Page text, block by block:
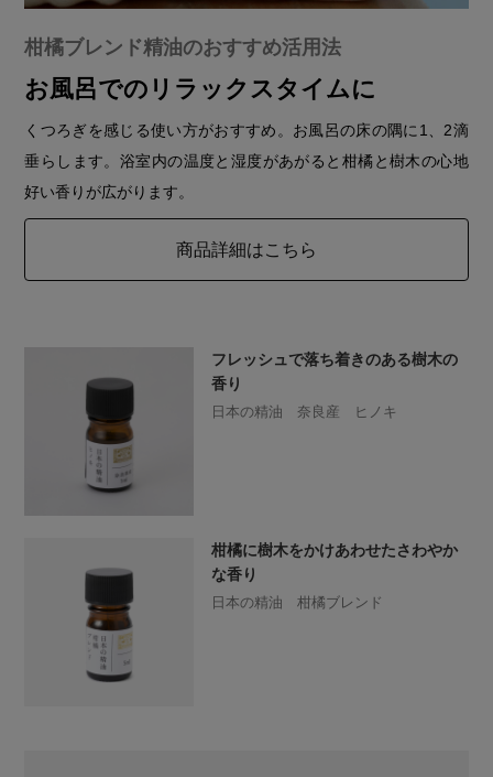
柑橘ブレンド精油のおすすめ活用法
お風呂でのリラックスタイムに
くつろぎを感じる使い方がおすすめ。お風呂の床の隅に1、2滴
垂らします。浴室内の温度と湿度があがると柑橘と樹木の心地
好い香りが広がります。
商品詳細はこちら
フレッシュで落ち着きのある樹木の
香り
日本の精油 奈良産 ヒノキ
柑橘に樹木をかけあわせたさわやか
な香り
日本の精油 柑橘ブレンド